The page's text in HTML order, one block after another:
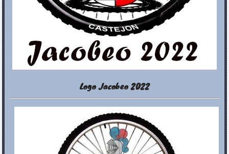
Logo Jacobeo 2022